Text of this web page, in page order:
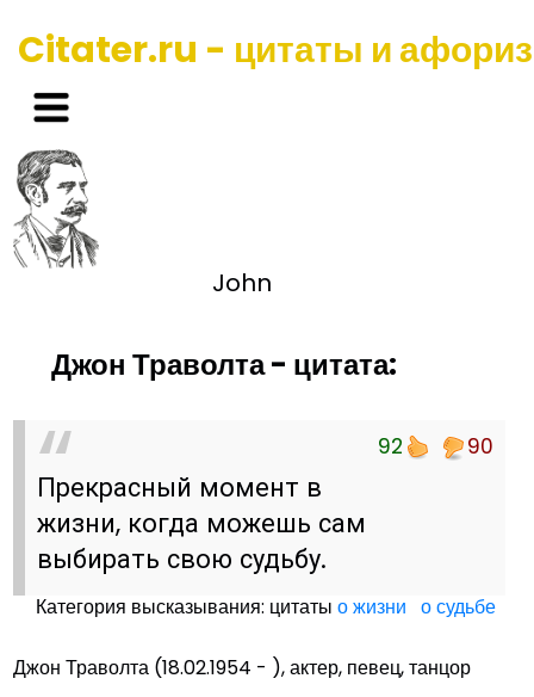
Citater.ru - цитаты и
John
Джон Траволта - цитата:
92 90
Прекрасный момент в
жизни, когда можешь сам
выбирать свою судьбу.
Категория высказывания: цитатыо жизни о судьбе
Джон Траволта (18.02.1954 - ), актер, певец, танцор